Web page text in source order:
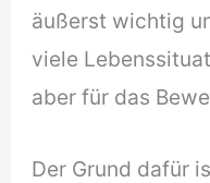
äußerst wichtig
viele
aber für das
Der Grund dafür